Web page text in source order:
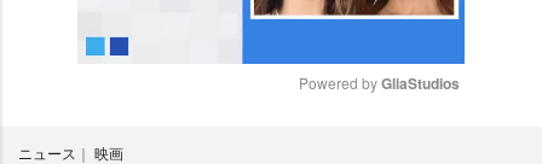
Powered by GliaStudios
ニュース 映画